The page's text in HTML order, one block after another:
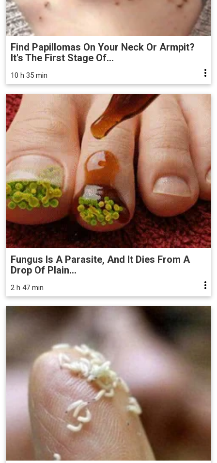
Find Papillomas On Your Neck Or Armpit?
It's The First Stage Of...
10 h 35 min
Fungus Is A Parasite, And It Dies From A
Drop Of Plain...
2 h 47 min